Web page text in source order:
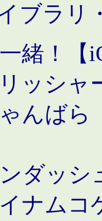
ブラリ
緒！【
ッシャ
んばら
ダッシ
ナムコ